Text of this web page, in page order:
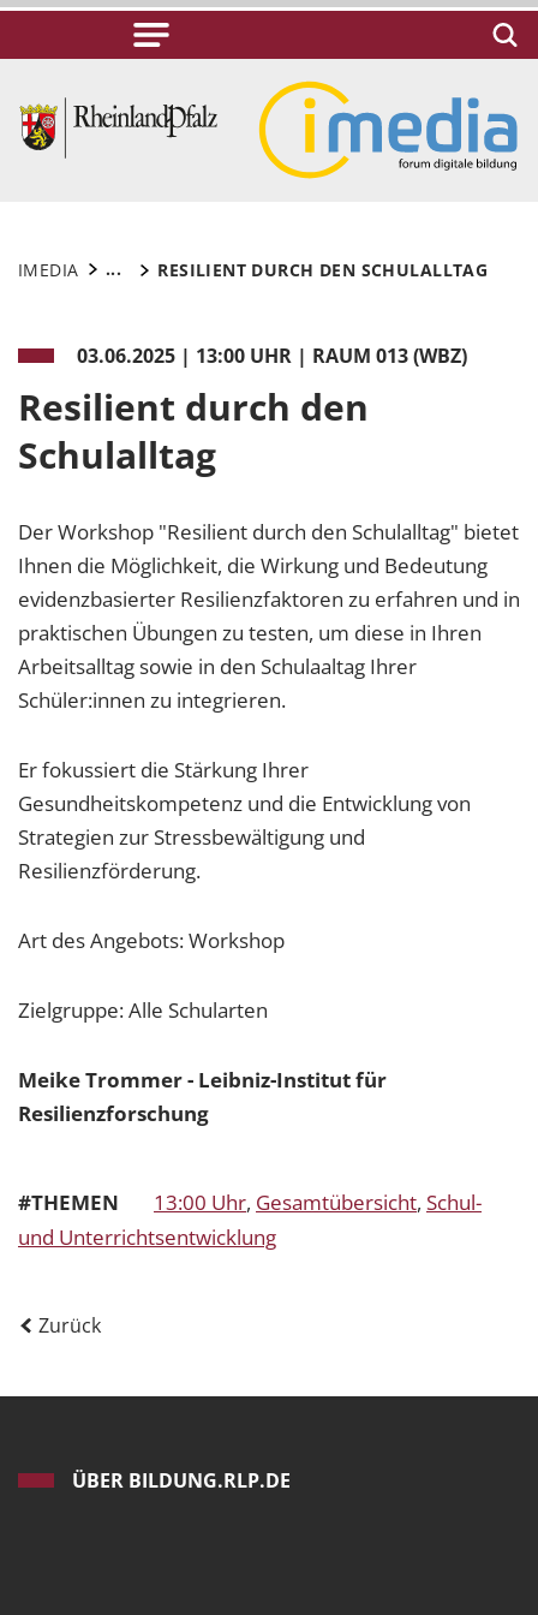
IMEDIA ... RESILIENT DURCH DEN SCHULALLTAG
03.06.2025 | 13:00 UHR | RAUM 013 (WBZ)
Resilient durch den
Schulalltag
Der Workshop "Resilient durch den Schulalltag" bietet
Ihnen die Möglichkeit, die Wirkung und Bedeutung
evidenzbasierter Resilienzfaktoren zu erfahren und in
praktischen Übungen zu testen, um diese in Ihren
Arbeitsalltag sowie in den Schulaaltag Ihrer
Schüler:innen zu integrieren.
Er fokussiert die Stärkung Ihrer
Gesundheitskompetenz und die Entwicklung von
Strategien zur Stressbewältigung und
Resilienzförderung.
Art des Angebots: Workshop
Zielgruppe: Alle Schularten
Meike Trommer - Leibniz-Institut für
Resilienzforschung
#THEMEN 13:00 Uhr, Gesamtübersicht, Schul-
und Unterrichtsentwicklung
Zurück
ÜBER BILDUNG.RLP.DE